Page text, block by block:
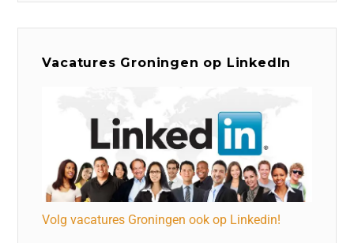
Vacatures Groningen op LinkedIn
Volg vacatures Groningen ook op Linkedin!